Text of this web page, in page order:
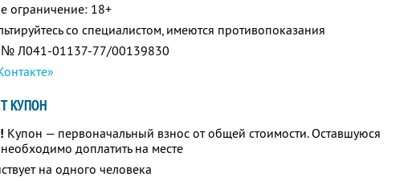
ограничение: 18+
со специалистом, имеются противопоказания
№ Л041-01137-77/00139830
КУПОН
Купон — первоначальный взнос от общей стоимости. Оставшуюся
необходимо доплатить на месте
на одного человека